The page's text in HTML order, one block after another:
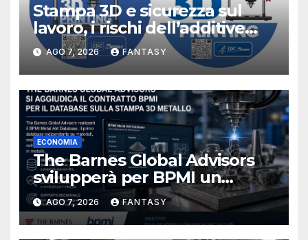
Stampa 3D e sicurezza sul
lavoro, i rischi dell’additive
manufacturing secondo
NIOSH
AGO 7, 2026 FANTASY
ECONOMIA
The Barnes Global Advisors
svilupperà per BPMI un
database per la stampa 3D
metallica destinata alla filiera
navale statunitense
AGO 7, 2026 FANTASY